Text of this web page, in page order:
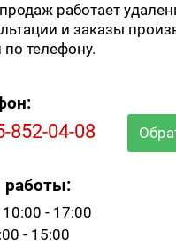
работает
и заказы
по телефону.
852-04-08
работы:
10:00 - 17:00
- 15:00